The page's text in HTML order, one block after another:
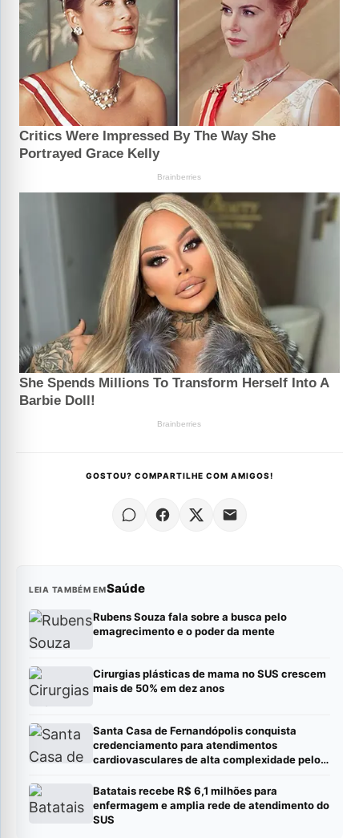
GOSTOU? COMPARTILHE COM AMIGOS!
LEIA TAMBÉM EMSaúde
Rubens Souza fala sobre a busca pelo
emagrecimento e o poder da mente
Cirurgias plásticas de mama no SUS crescem
mais de 50% em dez anos
Santa Casa de Fernandópolis conquista
credenciamento para atendimentos
cardiovasculares de alta complexidade pelo
Batatais recebe R$ 6,1 milhões para
enfermagem e amplia rede de atendimento do
SUS